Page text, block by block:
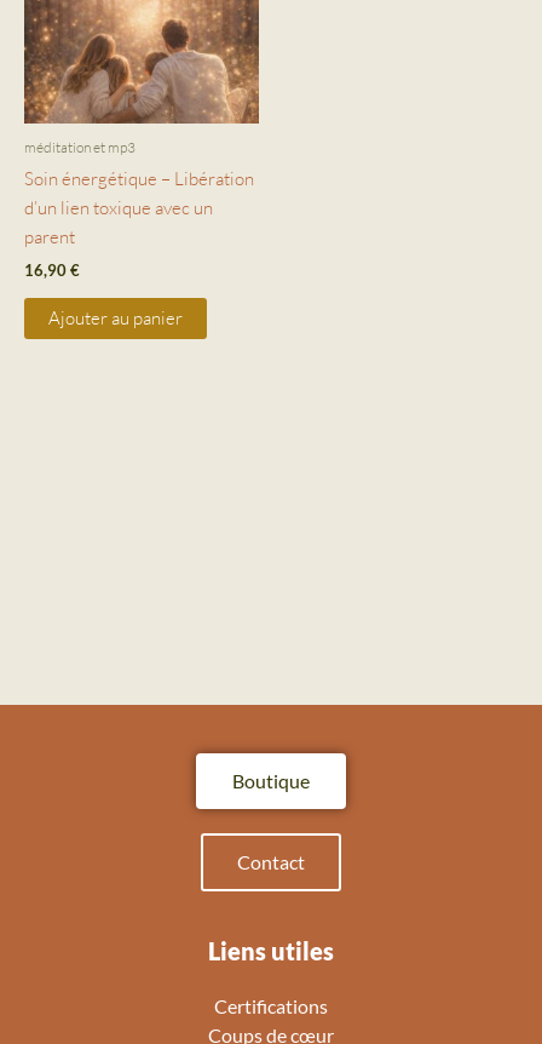
méditation et mp3
Soin énergétique – Libération
d’un lien toxique avec un
parent
16,90€
Ajouter au panier
Liens utiles
Certifications
Coups de cœur
Boutique
Contact